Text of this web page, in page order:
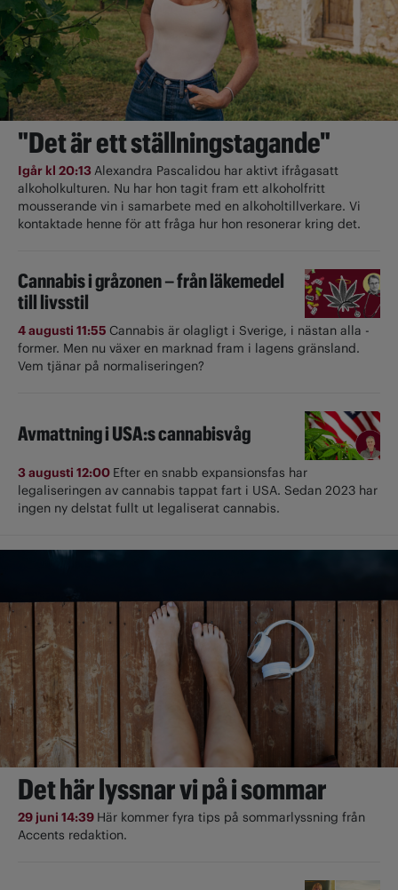
"Det är ett ställningstagande"
Igår kl 20:13Alexandra Pascalidou har aktivt ifrågasatt
alkoholkulturen. Nu har hon tagit fram ett alkoholfritt
mousserande vin i samarbete med en alkoholtillverkare. Vi
kontaktade henne för att fråga hur hon resonerar kring det.
Cannabis i gråzonen – från läkemedel
till livsstil
4 augusti 11:55 Cannabis är olagligt i ­Sverige, i nästan alla ­
former. Men nu växer en marknad fram i lagens gränsland.
Vem tjänar på normaliseringen?
Avmattning i USA:s cannabisvåg
3 augusti 12:00 Efter en snabb expansionsfas har
legaliseringen av cannabis tappat fart i USA. Sedan 2023 har
ingen ny delstat fullt ut ­legaliserat cannabis.
Det här lyssnar vi på i sommar
29 juni 14:39 Här kommer fyra tips på sommarlyssning från
Accents redaktion.